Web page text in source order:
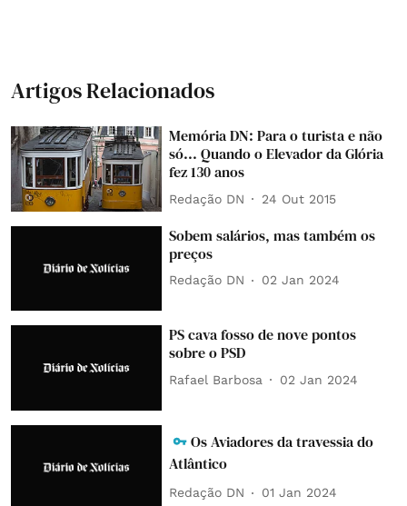
Artigos Relacionados
Memória DN: Para o turista e não
só... Quando o Elevador da Glória
fez 130 anos
Redação DN 24 Out 2015
Sobem salários, mas também os
preços
Redação DN 02 Jan 2024
PS cava fosso de nove pontos
sobre o PSD
Rafael Barbosa 02 Jan 2024
Os Aviadores da travessia do
Atlântico
Redação DN 01 Jan 2024